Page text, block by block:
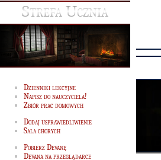
Strefa Ucznia
Dzienniki lekcyjne
Napisz do nauczyciela!
Zbiór prac domowych
Dodaj usprawiedliwienie
Sala chorych
Pobierz Devanę
Devana na przeglądarce